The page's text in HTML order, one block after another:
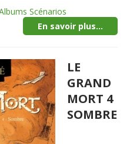
Scénarios
En savoir plus...
LE
GRAND
MORT 4
SOMBRE